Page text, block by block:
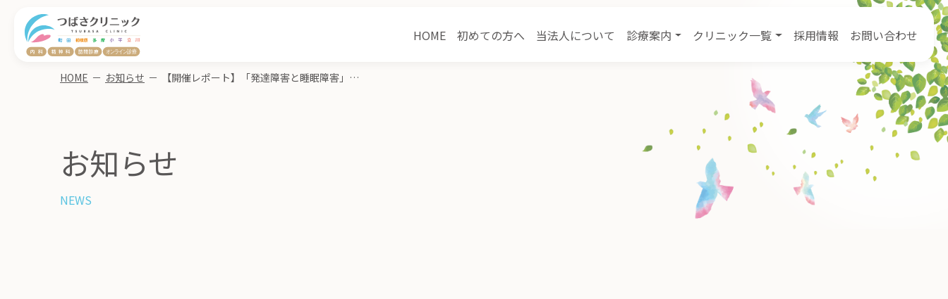
HOME 初めての方へ 当法人について 診療案内 クリニック一覧 採用情報 お問い合わせ
HOME － お知らせ － 【開催レポート】「発達障害と睡眠障害」セミナー開催のご報告
お知らせ
NEWS